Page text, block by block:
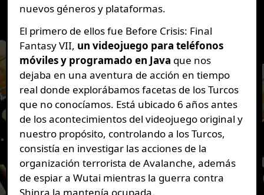
nuevos géneros y plataformas.
El primero de ellos fue Before Crisis: Final
Fantasy VII, un videojuego para teléfonos
móviles y programado en Java que nos
dejaba en una aventura de acción en tiempo
real donde explorábamos facetas de los Turcos
que no conocíamos. Está ubicado 6 años antes
de los acontecimientos del videojuego original y
nuestro propósito, controlando a los Turcos,
consistía en investigar las acciones de la
organización terrorista de Avalanche, además
de espiar a Wutai mientras la guerra contra